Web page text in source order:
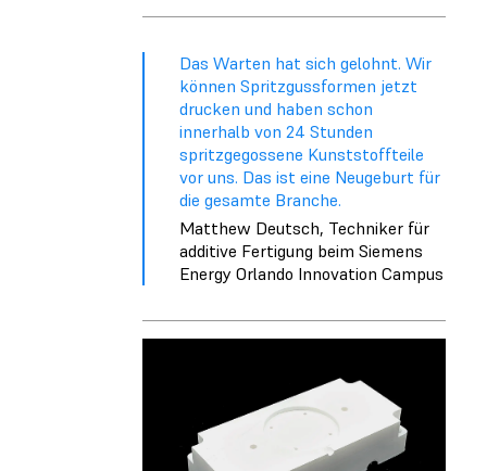
Das Warten hat sich gelohnt. Wir
können Spritzgussformen jetzt
drucken und haben schon
innerhalb von 24 Stunden
spritzgegossene Kunststoffteile
vor uns. Das ist eine Neugeburt für
die gesamte Branche.
Matthew Deutsch, Techniker für
additive Fertigung beim Siemens
Energy Orlando Innovation Campus